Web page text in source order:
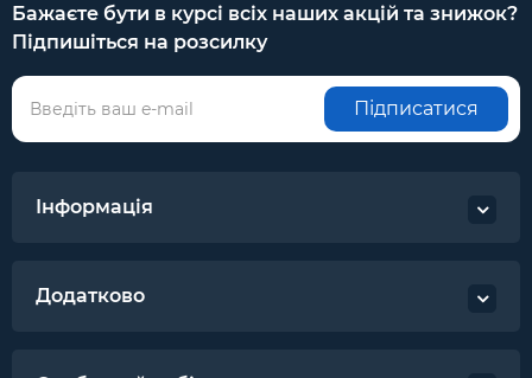
Бажаєте бути в курсі всіх наших акцій та знижок?
Підпишіться на розсилку
Підписатися
Інформація
Додатково